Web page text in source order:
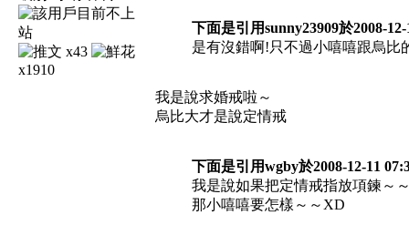
x43
x1910
下面是引用sunny23909於2008-
是有沒錯啊!只不過小嘻嘻跟烏比
我是說求婚戒啦～
烏比大才是說定情戒
下面是引用wgby於2008-12-11
我是說如果把定情戒指放項鍊～
那小嘻嘻要怎樣～～XD